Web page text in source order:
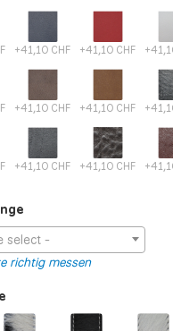
+41,10 CHF +41,10 CHF
+41,10 CHF +41,10 CHF
+41,10 CHF +41,10 CHF
select -
richtig messen